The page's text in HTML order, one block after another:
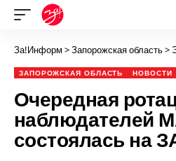
За!Информ >Запорожская область>
ЗАПОРОЖСКАЯ ОБЛАСТЬ НОВОСТИ
Очередная
наблюдателей
состоялась на